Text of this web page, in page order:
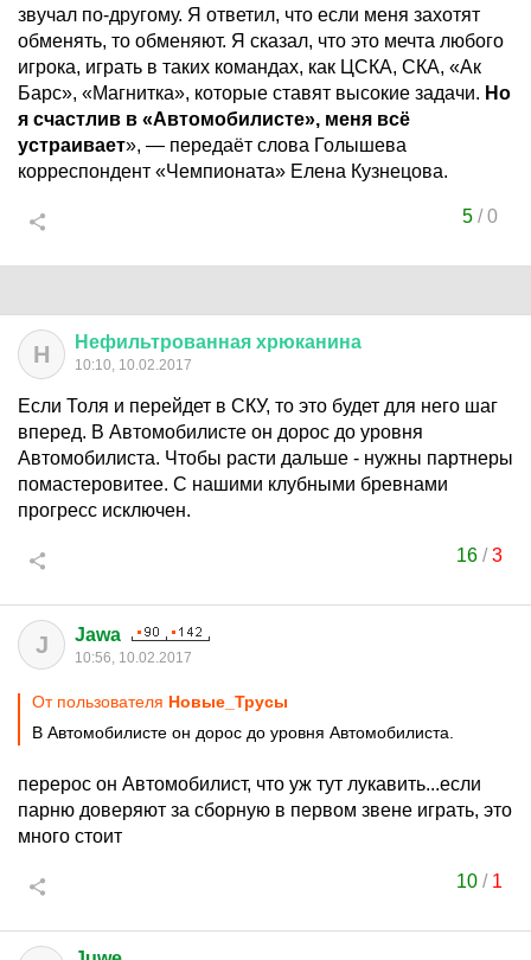
звучал по-другому. Я ответил, что если меня захотят
обменять, то обменяют. Я сказал, что это мечта любого
игрока, играть в таких командах, как ЦСКА, СКА, «Ак
Барс», «Магнитка», которые ставят высокие задачи. Но
я счастлив в «Автомобилисте», меня всё
устраивает», — передаёт слова Голышева
корреспондент «Чемпионата» Елена Кузнецова.
5/0
Н Нефильтрованная хрюканина
10:10, 10.02.2017
Если Толя и перейдет в СКУ, то это будет для него шаг
вперед. В Автомобилисте он дорос до уровня
Автомобилиста. Чтобы расти дальше - нужны партнеры
помастеровитее. С нашими клубными бревнами
прогресс исключен.
16 /3
J Jawa
10:56, 10.02.2017
От пользователя Новые_Трусы
В Автомобилисте он дорос до уровня Автомобилиста.
перерос он Автомобилист, что уж тут лукавить...если
парню доверяют за сборную в первом звене играть, это
много стоит
10 / 1